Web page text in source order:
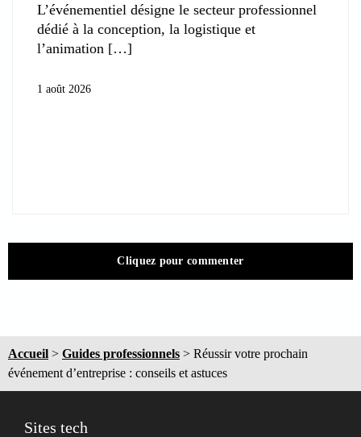
L’événementiel désigne le secteur professionnel
dédié à la conception, la logistique et
l’animation
1 août 2026
Cliquez pour commenter
Accueil > Guides professionnels > Réussir votre prochain
événement d’entreprise : conseils et astuces
Sites tech